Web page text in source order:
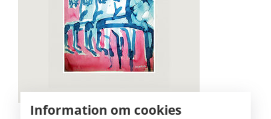
Information om cookies